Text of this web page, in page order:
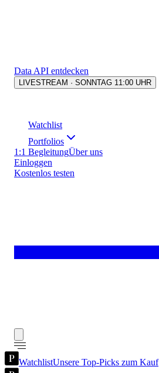
Data API entdecken
LIVESTREAM · SONNTAG 11:00 UHR
Watchlist
Portfolios
1:1 BegleitungÜber uns
Einloggen
Kostenlos testen
WatchlistUnsere Top-Picks zum Kauf